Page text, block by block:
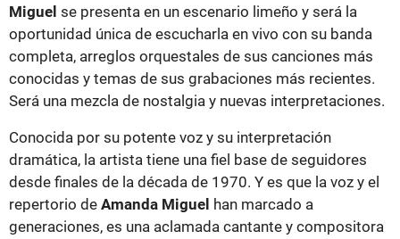
Miguel se presenta en un escenario limeño y será la
oportunidad única de escucharla en vivo con su banda
completa, arreglos orquestales de sus canciones más
conocidas y temas de sus grabaciones más recientes.
Será una mezcla de nostalgia y nuevas interpretaciones.
Conocida por su potente voz y su interpretación
dramática, la artista tiene una fiel base de seguidores
desde finales de la década de 1970. Y es que la voz y el
repertorio de Amanda Miguel han marcado a
generaciones, es una aclamada cantante y compositora